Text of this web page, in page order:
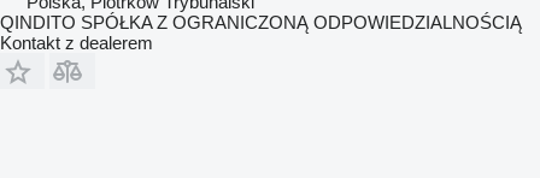
QINDITO SPÓŁKA Z OGRANICZONĄ ODPOWIEDZIALNOŚCIĄ
Kontakt z dealerem